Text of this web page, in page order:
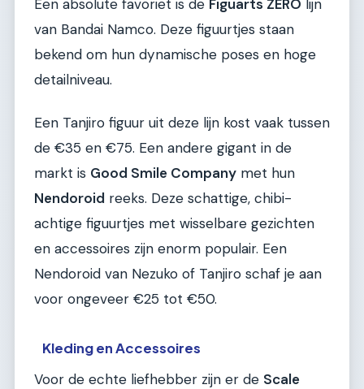
Een absolute favoriet is de Figuarts ZERO lijn
van Bandai Namco. Deze figuurtjes staan
bekend om hun dynamische poses en hoge
detailniveau.
Een Tanjiro figuur uit deze lijn kost vaak tussen
de €35 en €75. Een andere gigant in de
markt is Good Smile Company met hun
Nendoroid reeks. Deze schattige, chibi-
achtige figuurtjes met wisselbare gezichten
en accessoires zijn enorm populair. Een
Nendoroid van Nezuko of Tanjiro schaf je aan
voor ongeveer €25 tot €50.
Kleding en Accessoires
Voor de echte liefhebber zijn er de Scale